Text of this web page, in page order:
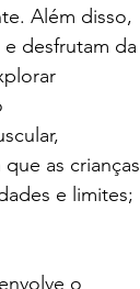
Além disso,
desfrutam da
as crianças
e limites;
o